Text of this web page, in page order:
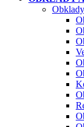
Obklady